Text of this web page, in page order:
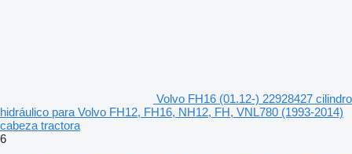
Volvo FH16 (01.12-) 22928427 cilindro
hidráulico para Volvo FH12, FH16, NH12, FH, VNL780 (1993-2014)
cabeza tractora
6